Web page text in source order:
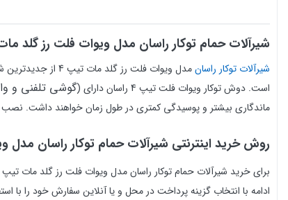
شیرآلات حمام توکار راسان مدل ویوات فلت رز گلد
شیرآلات توکار راسانمدل ویوات فلت رز گلد مات تیپ 4 از جدیدترین شیرآلات این شرکت می باشد. این
است. دوش توکار ویوات فلت تیپ 4 راسان دارای ( گوشی تلفنی و
ماندگاری بیشتر و پوسیدگی کمتری در طول زمان خواهند داشت. نصب
روش خرید اینترنتی شیرآلات حمام توکار راسان مدل
ادامه با انتخاب گزینه پرداخت در محل و یا آنلاین سفارش خود را با استفاده